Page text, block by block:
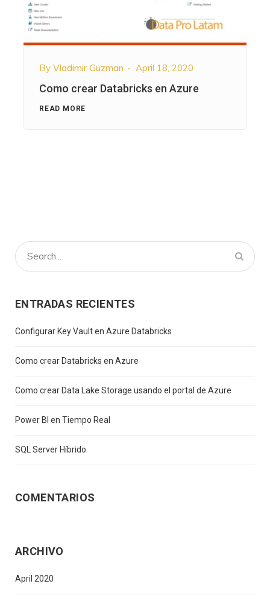
By Vladimir Guzman April 18, 2020
Como crear Databricks en Azure
READ MORE
ENTRADAS RECIENTES
Configurar Key Vault en Azure Databricks
Como crear Databricks en Azure
Como crear Data Lake Storage usando el portal de Azure
Power BI en Tiempo Real
SQL Server Híbrido
COMENTARIOS
ARCHIVO
April 2020